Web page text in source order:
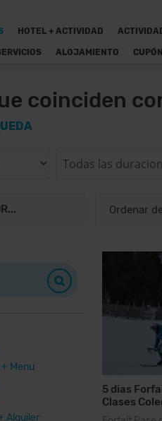
HOTEL + ACTIVIDAD
ALOJAMIENTO
coinciden
Menu
Alquiler
5 dias
Clases
días